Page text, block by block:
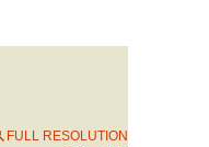
FULL RESOLUTION